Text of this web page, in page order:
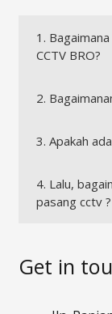
1.
CCTV BRO?
2.
3. Apakah
4. Lalu,
pasang cctv ?
Get in